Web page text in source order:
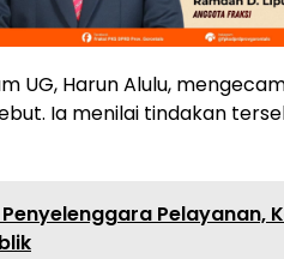
UG, Harun Alulu,
Ia menilai tindakan
Penyelenggara Pelayanan,